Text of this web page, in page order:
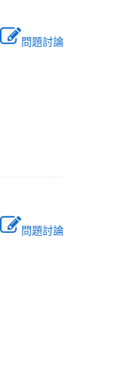
問題討論
問題討論